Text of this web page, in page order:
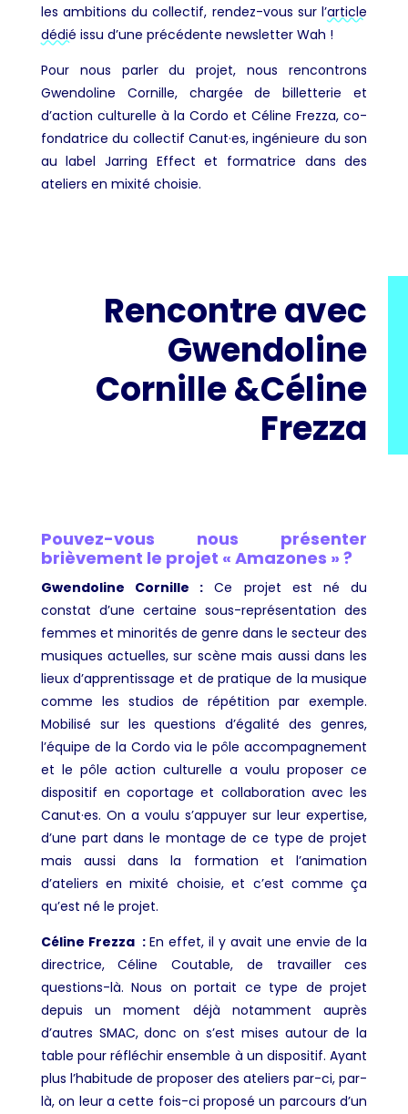
les ambitions du collectif, rendez-vous sur l’article
dédié issu d’une précédente newsletter Wah !
Pour nous parler du projet, nous rencontrons
Gwendoline Cornille, chargée de billetterie et
d’action culturelle à la Cordo et Céline Frezza, co-
fondatrice du collectif Canut·es, ingénieure du son
au label Jarring Effect et formatrice dans des
ateliers en mixité choisie.
Rencontre avec
Gwendoline
Cornille &Céline
Frezza
Pouvez-vous nous présenter
brièvement le projet « Amazones » ?
Gwendoline Cornille : Ce projet est né du
constat d’une certaine sous-représentation des
femmes et minorités de genre dans le secteur des
musiques actuelles, sur scène mais aussi dans les
lieux d’apprentissage et de pratique de la musique
comme les studios de répétition par exemple.
Mobilisé sur les questions d’égalité des genres,
l’équipe de la Cordo via le pôle accompagnement
et le pôle action culturelle a voulu proposer ce
dispositif en coportage et collaboration avec les
Canut·es. On a voulu s’appuyer sur leur expertise,
d’une part dans le montage de ce type de projet
mais aussi dans la formation et l’animation
d’ateliers en mixité choisie, et c’est comme ça
qu’est né le projet.
Céline Frezza : En effet, il y avait une envie de la
directrice, Céline Coutable, de travailler ces
questions-là. Nous on portait ce type de projet
depuis un moment déjà notamment auprès
d’autres SMAC, donc on s’est mises autour de la
table pour réfléchir ensemble à un dispositif. Ayant
plus l’habitude de proposer des ateliers par-ci, par-
là, on leur a cette fois-ci proposé un parcours d’un